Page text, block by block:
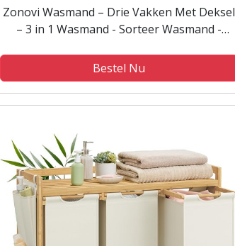
Zonovi Wasmand – Drie Vakken Met Deksel
– 3 in 1 Wasmand - Sorteer Wasmand -
Wasmand - Dubbele Wasmand – Laundry
Basket –...
Bestel Nu